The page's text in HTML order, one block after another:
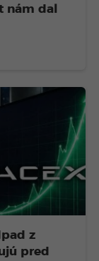
nám dal
z
pred